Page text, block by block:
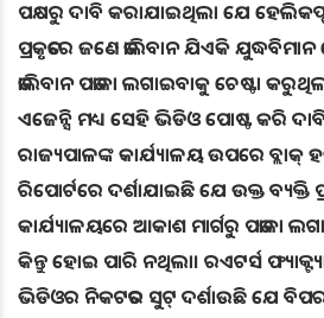
ପକ୍ଷରୁ ଦାବି କରାଯାଇଥିଲା ଯେ
ପ୍ରକୃତରେ ଜଣେ ତାଲିବାନ ଯିଏକି
ତାଲିବାନ ପତାକା ଲଗାଇବାକୁ ଚେଷ୍ଟା
ଏଜେନ୍ସି ମଧ୍ୟ ସେହି ଭିଡିଓ ପୋଷ୍ଟ କରି
ରାଜ୍ୟପାଳଙ୍କ କାର୍ଯ୍ୟାଳୟ ଉପରେ ବ୍ଲାକ୍
ରିପୋର୍ଟରେ ଦର୍ଶାଯାଇଛି ଯେ ଉକ୍ତ ବ୍ୟକ୍ତି
କାର୍ଯ୍ୟାଳୟରେ ଆକାଶ ମାର୍ଗରୁ ପତାକା
କିନ୍ତୁ ହୋଇ ପାରି ନଥିଲା। ରଏଟର୍ସ
ଭିଡିଓର ନିକଟତର ସୁଟ୍ ଦର୍ଶାଉଛି ଯେ ବିପରୀତ